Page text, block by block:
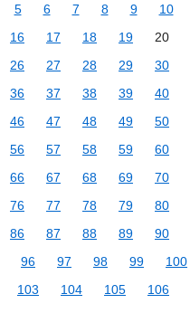
5 6 7 8 9 10
16 17 18 19 20
26 27 28 29 30
36 37 38 39 40
46 47 48 49 50
56 57 58 59 60
66 67 68 69 70
76 77 78 79 80
86 87 88 89 90
96 97 98 99 100
103 104 105 106